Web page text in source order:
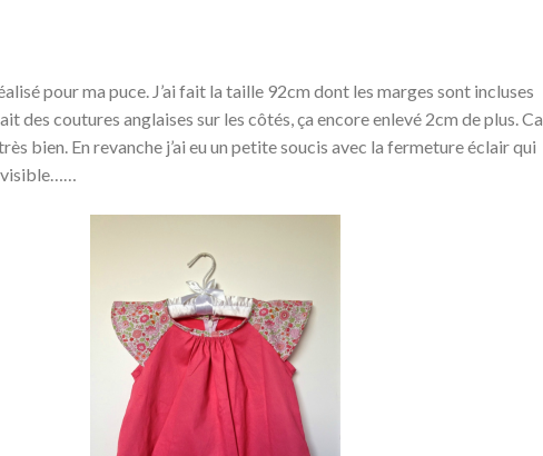
pour ma puce. J’ai fait la taille 92cm dont les marges sont incluses
des coutures anglaises sur les côtés, ça encore enlevé 2cm de plus. Ca
bien. En revanche j’ai eu un petite soucis avec la fermeture éclair qui